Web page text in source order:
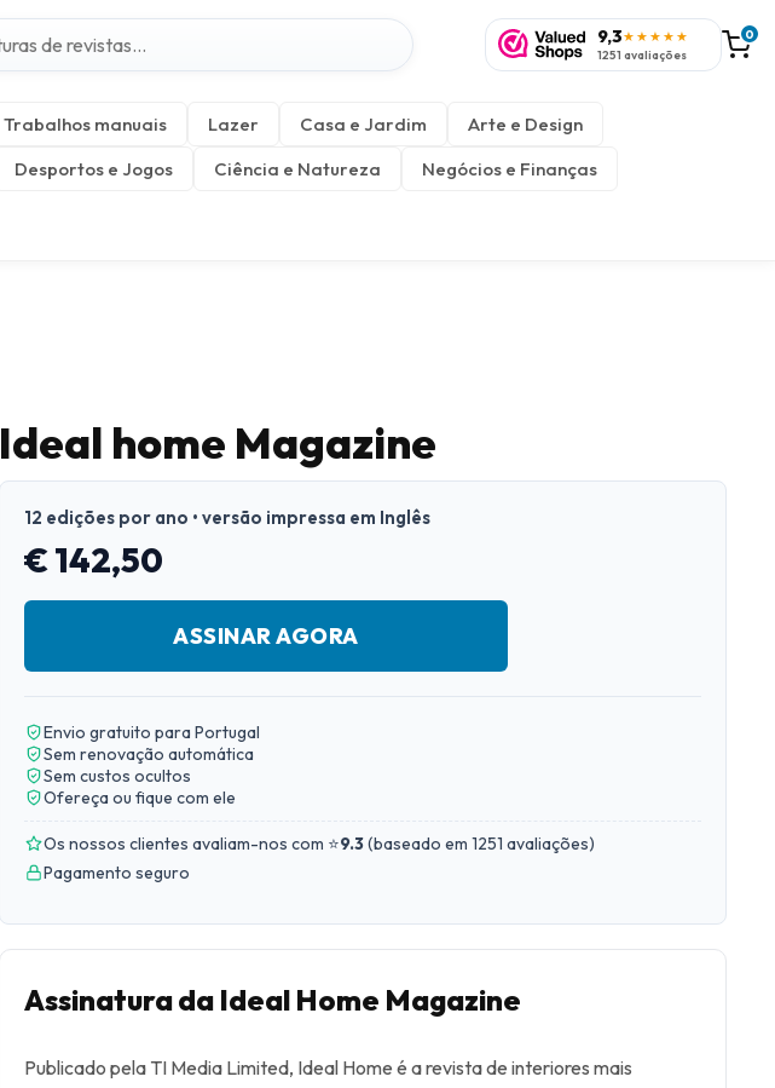
9,3★★★★★
1251 avaliações
0
Trabalhos manuais Lazer Casa e Jardim
Arte e Design
Desportos e Jogos Ciência e Natureza
Negócios e Finanças
Ideal home Magazine
12 edições por ano • versão impressa em Inglês
€ 142,50
ASSINAR AGORA
Envio gratuito para Portugal
Sem renovação automática
Sem custos ocultos
Ofereça ou fique com ele
Os nossos clientes avaliam-nos com ⭐9.3(baseado em 1251 avaliações)
Pagamento seguro
Assinatura da Ideal Home Magazine
Publicado pela TI Media Limited, Ideal Home é a revista de interiores mais